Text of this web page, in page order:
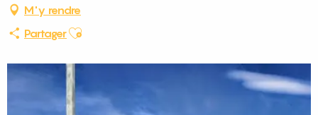
M'y rendre
PartagerAjouter aux favoris